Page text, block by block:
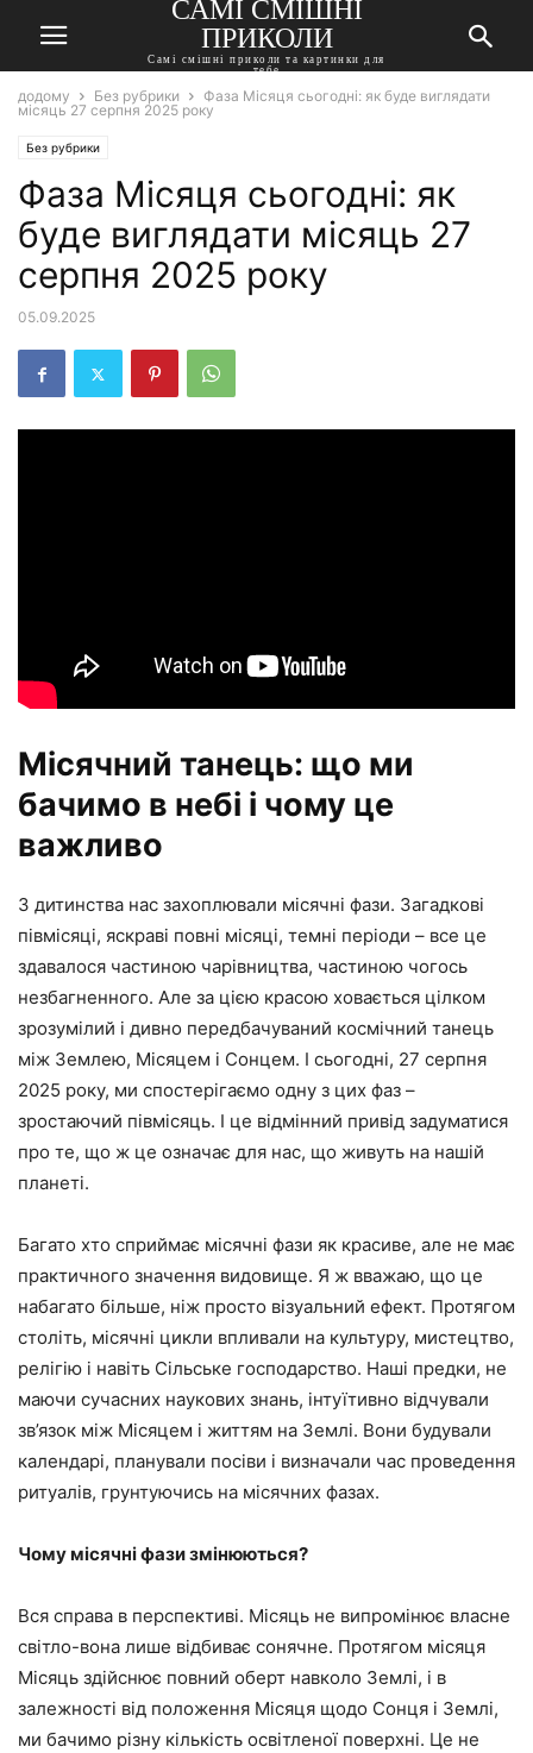
САМІ СМІШНІ
ПРИКОЛИ
Самі смішні приколи та картинки для
тебе
додому Без рубрики
Фаза Місяця сьогодні: як буде виглядати
місяць 27 серпня 2025 року
Без рубрики
Фаза Місяця сьогодні: як
буде виглядати місяць 27
серпня 2025 року
05.09.2025
Місячний танець: що ми
бачимо в небі і чому це
важливо
З дитинства нас захоплювали місячні фази. Загадкові
півмісяці, яскраві повні місяці, темні періоди – все це
здавалося частиною чарівництва, частиною чогось
незбагненного. Але за цією красою ховається цілком
зрозумілий і дивно передбачуваний космічний танець
між Землею, Місяцем і Сонцем. І сьогодні, 27 серпня
2025 року, ми спостерігаємо одну з цих фаз –
зростаючий півмісяць. І це відмінний привід задуматися
про те, що ж це означає для нас, що живуть на нашій
планеті.
Багато хто сприймає місячні фази як красиве, але не має
практичного значення видовище. Я ж вважаю, що це
набагато більше, ніж просто візуальний ефект. Протягом
століть, місячні цикли впливали на культуру, мистецтво,
релігію і навіть Сільське господарство. Наші предки, не
маючи сучасних наукових знань, інтуїтивно відчували
зв’язок між Місяцем і життям на Землі. Вони будували
календарі, планували посіви і визначали час проведення
ритуалів, грунтуючись на місячних фазах.
Чому місячні фази змінюються?
Вся справа в перспективі. Місяць не випромінює власне
світло-вона лише відбиває сонячне. Протягом місяця
Місяць здійснює повний оберт навколо Землі, і в
залежності від положення Місяця щодо Сонця і Землі,
ми бачимо різну кількість освітленої поверхні. Це не